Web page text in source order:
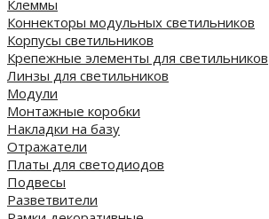
Клеммы
Коннекторы модульных светильников
Корпусы светильников
Крепежные элементы для светильников
Линзы для светильников
Модули
Монтажные коробки
Накладки на базу
Отражатели
Платы для светодиодов
Подвесы
Разветвители